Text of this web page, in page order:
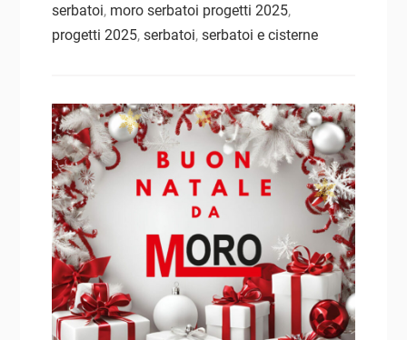
serbatoi, moro serbatoi progetti 2025,
progetti 2025, serbatoi, serbatoi e cisterne